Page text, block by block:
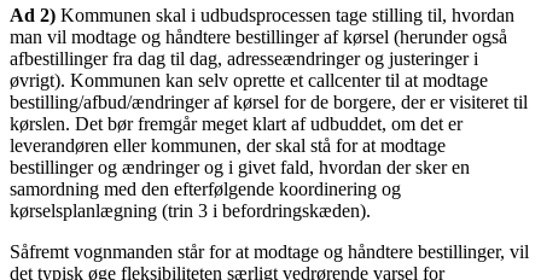
Ad 2) Kommunen skal i udbudsprocessen tage stilling til, hvordan
man vil modtage og håndtere bestillinger af kørsel (herunder også
afbestillinger fra dag til dag, adresseændringer og justeringer i
øvrigt). Kommunen kan selv oprette et callcenter til at modtage
bestilling/afbud/ændringer af kørsel for de borgere, der er visiteret til
kørslen. Det bør fremgår meget klart af udbuddet, om det er
leverandøren eller kommunen, der skal stå for at modtage
bestillinger og ændringer og i givet fald, hvordan der sker en
samordning med den efterfølgende koordinering og
kørselsplanlægning (trin 3 i befordringskæden).
Såfremt vognmanden står for at modtage og håndtere bestillinger, vil
det typisk øge fleksibiliteten særligt vedrørende varsel for